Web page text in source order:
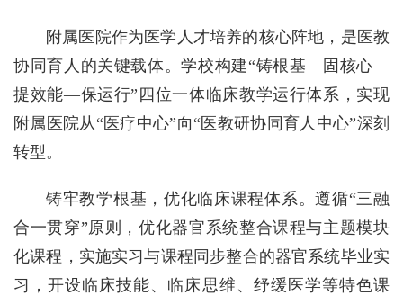
附属医院作为医学人才培养的核心阵地，是医教
协同育人的关键载体。学校构建“铸根基—固核心—
提效能—保运行”四位一体临床教学运行体系，实现
附属医院从“医疗中心”向“医教研协同育人中心”深刻
转型。
铸牢教学根基，优化临床课程体系。遵循“三融
合一贯穿”原则，优化器官系统整合课程与主题模块
化课程，实施实习与课程同步整合的器官系统毕业实
习，开设临床技能、临床思维、纾缓医学等特色课